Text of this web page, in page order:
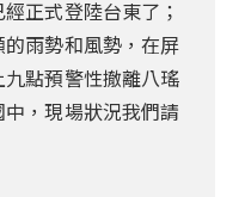
正式登陸台東了；
雨勢和風勢，在屏
點預警性撤離八瑤
，現場狀況我們請